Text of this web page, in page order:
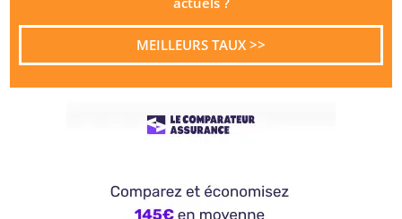
MEILLEURS TAUX >>